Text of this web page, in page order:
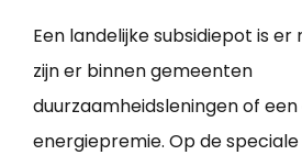
Een landelijke subsidiepot is er
zijn er binnen gemeenten
duurzaamheidsleningen of
energiepremie. Op de